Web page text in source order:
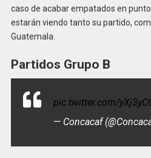
caso de acabar empatados en
estarán viendo tanto su partido,
Guatemala.
Partidos Grupo B
pic.twitter.com/
— Concacaf